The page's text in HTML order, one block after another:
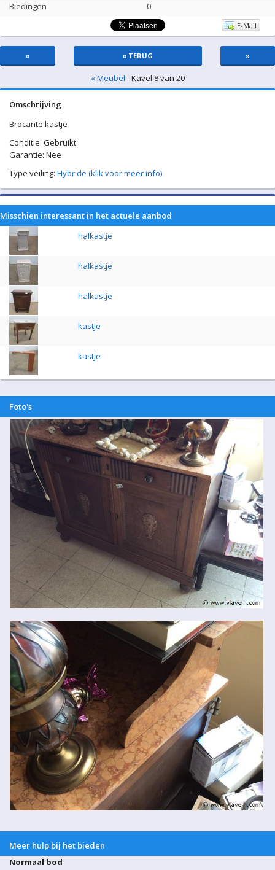
Biedingen
0
E-Mail
« « TERUG »
« Meubel - Kavel 8 van 20
Omschrijving
Brocante kastje
Conditie: Gebruikt
Garantie: Nee
Type veiling: Hybride (klik voor meer info)
Misschien interessant in het actuele aanbod
halkastje
halkastje
halkastje
kastje
kastje
Foto's
Meer hulp bij het bieden
Normaal bod